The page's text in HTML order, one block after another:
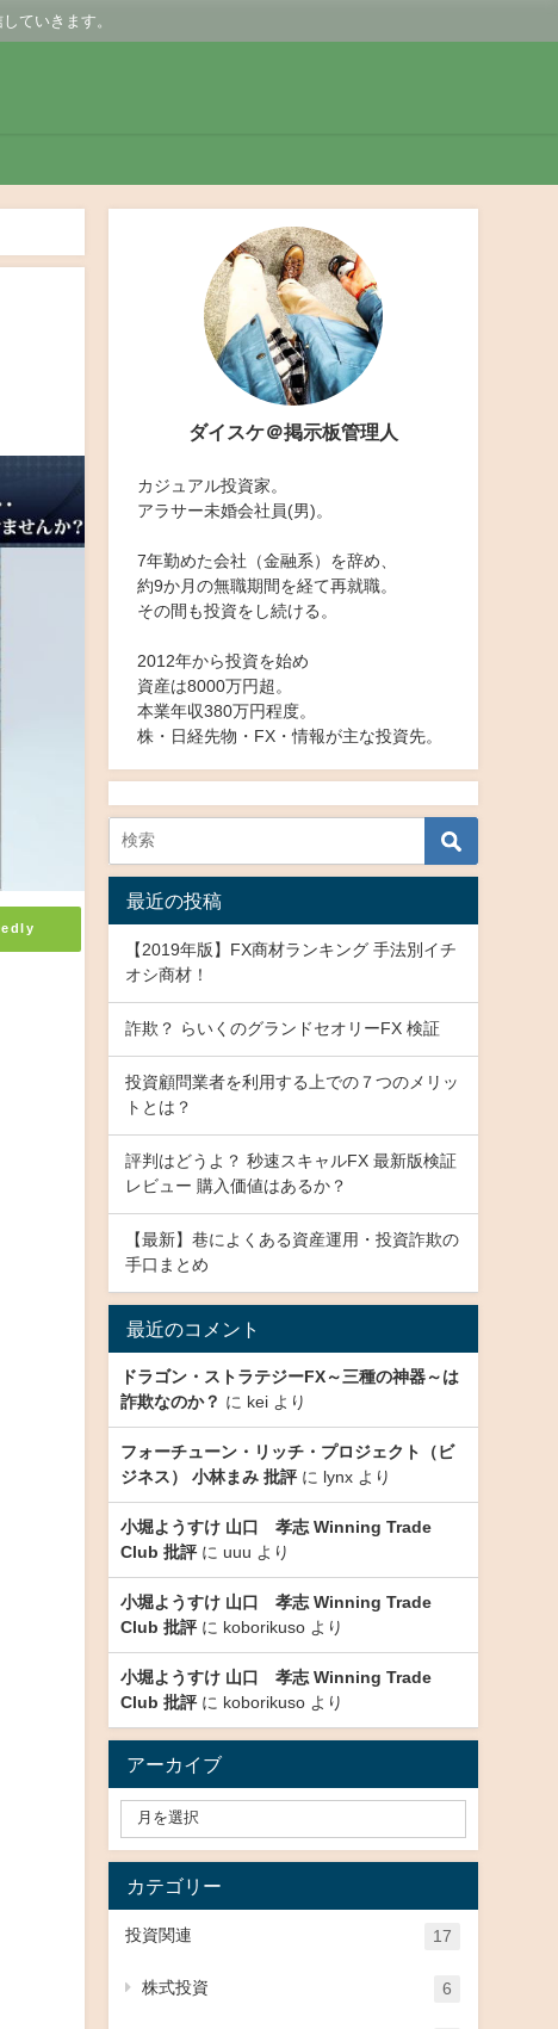
ていきます。
ダイスケ＠掲示板管理人
カジュアル投資家。
アラサー未婚会社員(男)。
7年勤めた会社（金融系）を辞め、
約9か月の無職期間を経て再就職。
その間も投資をし続ける。
2012年から投資を始め
資産は8000万円超。
本業年収380万円程度。
株・日経先物・FX・情報が主な投資先。
最近の投稿
【2019年版】FX商材ランキング 手法別イチ
オシ商材！
詐欺？ らいくのグランドセオリーFX 検証
投資顧問業者を利用する上での７つのメリッ
トとは？
評判はどうよ？ 秒速スキャルFX 最新版検証
レビュー 購入価値はあるか？
【最新】巷によくある資産運用・投資詐欺の
手口まとめ
最近のコメント
ドラゴン・ストラテジーFX～三種の神器～は
詐欺なのか？ に keiより
フォーチューン・リッチ・プロジェクト（ビ
ジネス） 小林まみ 批評に lynxより
小堀ようすけ 山口 孝志 Winning Trade
Club 批評に uuu より
小堀ようすけ 山口 孝志 Winning Trade
Club 批評に koborikusoより
小堀ようすけ 山口 孝志 Winning Trade
Club 批評に koborikusoより
アーカイブ
カテゴリー
投資関連 17
株式投資 6